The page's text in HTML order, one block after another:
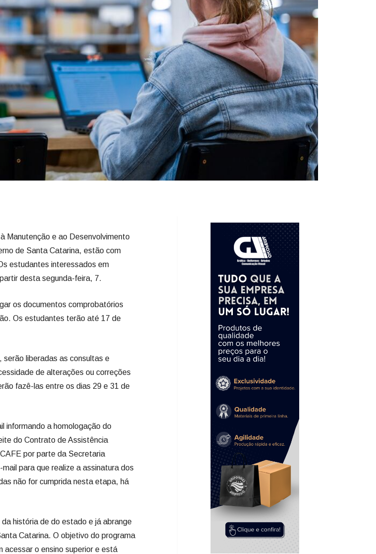
Manutenção e ao Desenvolvimento
de Santa Catarina, estão com
estudantes interessados em
desta segunda-feira, 7.
os documentos comprobatórios
Os estudantes terão até 17 de
serão liberadas as consultas e
de alterações ou correções
fazê-las entre os dias 29 e 31 de
informando a homologação do
do Contrato de Assistência
por parte da Secretaria
para que realize a assinatura dos
não for cumprida nesta etapa, há
história de do estado e já abrange
Catarina. O objetivo do programa
acessar o ensino superior e está